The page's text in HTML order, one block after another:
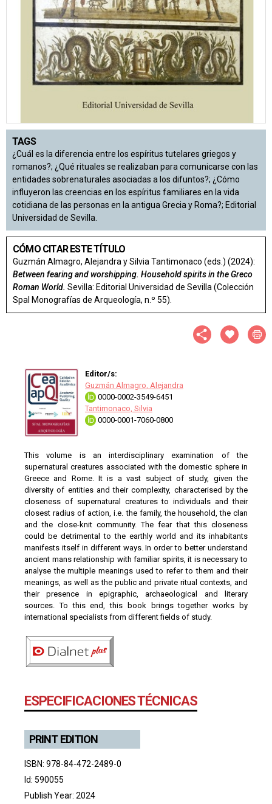
TAGS
¿Cuál es la diferencia entre los espíritus tutelares griegos y
romanos?; ¿Qué rituales se realizaban para comunicarse con las
entidades sobrenaturales asociadas a los difuntos?; ¿Cómo
influyeron las creencias en los espíritus familiares en la vida
cotidiana de las personas en la antigua Grecia y Roma?; Editorial
Universidad de Sevilla.
CÓMO CITAR ESTE TÍTULO
Guzmán Almagro, Alejandra y Silvia Tantimonaco (eds.) (2024):
Between fearing and worshipping. Household spirits in the Greco
Roman World. Sevilla: Editorial Universidad de Sevilla (Colección
Spal Monografías de Arqueología, n.º 55).
Editor/s:
Guzmán Almagro, Alejandra
0000-0002-3549-6451
Tantimonaco, Silvia
0000-0001-7060-0800
This volume is an interdisciplinary examination of the
supernatural creatures associated with the domestic sphere in
Greece and Rome. It is a vast subject of study, given the
diversity of entities and their complexity, characterised by the
closeness of supernatural creatures to individuals and their
closest radius of action, i.e. the family, the household, the clan
and the close-knit community. The fear that this closeness
could be detrimental to the earthly world and its inhabitants
manifests itself in different ways. In order to better understand
ancient mans relationship with familiar spirits, it is necessary to
analyse the multiple meanings used to refer to them and their
meanings, as well as the public and private ritual contexts, and
their presence in epigraphic, archaeological and literary
sources. To this end, this book brings together works by
international specialists from different fields of study.
ESPECIFICACIONES TÉCNICAS
PRINT EDITION
ISBN: 978-84-472-2489-0
Id: 590055
Publish Year: 2024